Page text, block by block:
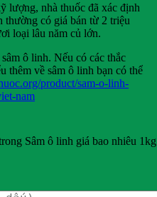
lượng, nhà thuốc đã xác định
thường có giá bán từ 2 triệu
loại lâu năm củ lớn.
ô linh. Nếu có các thắc
thêm về sâm ô linh bạn có thể
product/sam-o-linh-
nam
Sâm ô linh giá bao nhiêu 1kg